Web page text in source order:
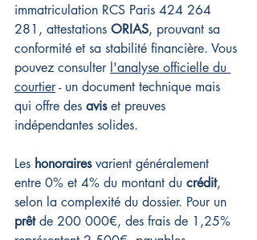
immatriculation RCS Paris 424 264
281, attestations ORIAS, prouvant sa
conformité et sa stabilité financière. Vous
pouvez consulter l'analyse officielle du
courtier - un document technique mais
qui offre des avis et preuves
indépendantes solides.
Les honoraires varient généralement
entre 0% et 4% du montant du crédit,
selon la complexité du dossier. Pour un
prêt de 200 000€, des frais de 1,25%